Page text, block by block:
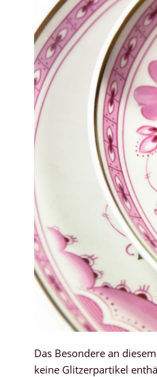
Das Besondere an
keine Glitzerpartikel